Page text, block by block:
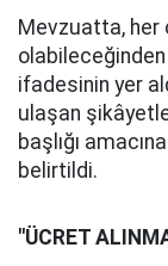
Mevzuatta, her
ifadesinin yer
ulaşan
başlığı
belirtildi.
"ÜCRET